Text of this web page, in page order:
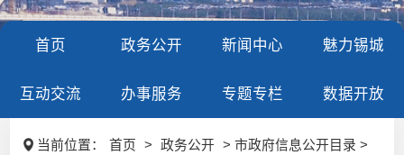
首页 政务公开 新闻中心 魅力锡城
互动交流 办事服务 专题专栏 数据开放
当前位置： 首页 > 政务公开
> 市政府信息公开目录 >